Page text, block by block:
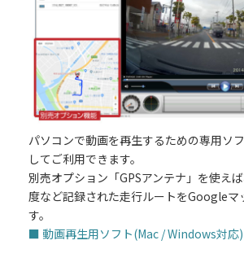
パソコンで動画を再生するための専用ソ
してご利用できます。
別売オプション「GPSアンテナ」を使え
度など記録された走行ルートをGoogleマ
す。
■ 動画再生用ソフト(Mac / Windows対応